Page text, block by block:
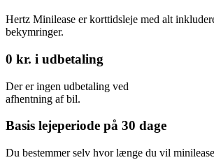
Hertz Minilease er korttidsleje med alt
bekymringer.
0 kr. i udbetaling
Der er ingen udbetaling ved
afhentning af bil.
Basis lejeperiode på 30 dage
Du bestemmer selv hvor længe du vil